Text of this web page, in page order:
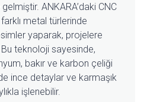
ANKARA’daki CNC
metal türlerinde
yaparak, projelere
teknoloji sayesinde,
bakır ve karbon çeliği
ince detaylar ve karmaşık
işlenebilir.